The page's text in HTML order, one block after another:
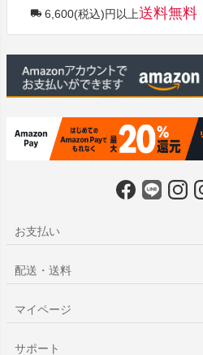
6,600(税込)円以上送料無料
お支払い
配送・送料
マイページ
サポート